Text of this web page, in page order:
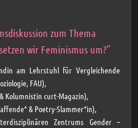
zum Thema
wir Feminismus um?”
am Lehrstuhl für Vergleichende
FAU),
Kolumnistin curt-Magazin),
& Poetry-Slammer*in),
Zentrums Gender –